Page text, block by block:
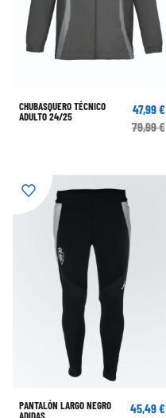
CHUBASQUERO TÉCNICO
ADULTO 24/25
47,99 €
79,99 €
PANTALÓN LARGO NEGRO
45,49 €